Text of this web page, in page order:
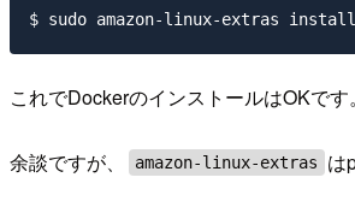
これでDockerのインストールはOKです。
余談ですが、 amazon-linux-extras は